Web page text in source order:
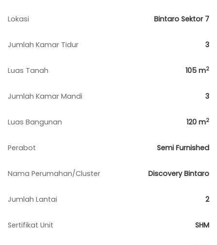
Lokasi Bintaro Sektor 7
Jumlah Kamar Tidur 3
Luas Tanah 105 m2
Jumlah Kamar Mandi 3
Luas Bangunan 120 m2
Perabot Semi Furnished
Nama Perumahan/Cluster Discovery Bintaro
Jumlah Lantai 2
Sertifikat Unit SHM